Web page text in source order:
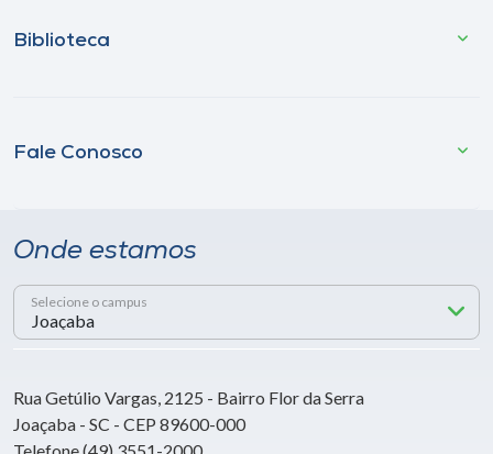
Biblioteca
Fale Conosco
Onde estamos
Selecione o campus
Rua Getúlio Vargas, 2125 - Bairro Flor da Serra
Joaçaba - SC - CEP 89600-000